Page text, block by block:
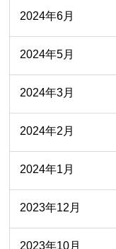
2024年6月
2024年5月
2024年3月
2024年2月
2024年1月
2023年12月
2023年10月